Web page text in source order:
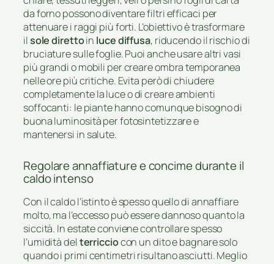
da forno possono diventare filtri efficaci per
attenuare i raggi più forti. L’obiettivo è trasformare
ilsole direttoin luce diffusa, riducendo il rischio di
bruciature sulle foglie. Puoi anche usare altri vasi
più grandi o mobili per creare ombra temporanea
nelle ore più critiche. Evita però di chiudere
completamente la luce o di creare ambienti
soffocanti: le piante hanno comunque bisogno di
buona luminosità per fotosintetizzare e
mantenersi in salute.
Regolare annaffiature e concime durante il
caldo intenso
Con il caldo l’istinto è spesso quello di annaffiare
molto, ma l’eccesso può essere dannoso quanto la
siccità. In estate conviene controllare spesso
l’umidità delterricciocon un dito e bagnare solo
quando i primi centimetri risultano asciutti. Meglio